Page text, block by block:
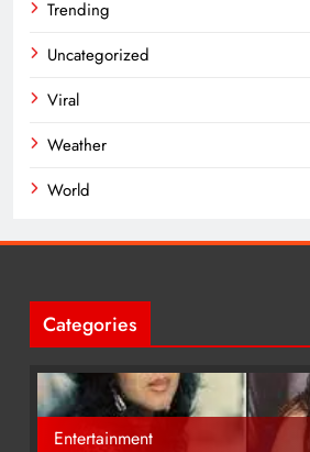
Trending
Uncategorized
Viral
Weather
World
Categories
Entertainment